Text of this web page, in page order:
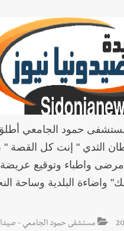
حمود الجامعي
الثدي " إنت كل القصة "
واطباء وتوقيع
واضاءة البلدية وساحة
مستشفى حمود الجامعي - صيدا